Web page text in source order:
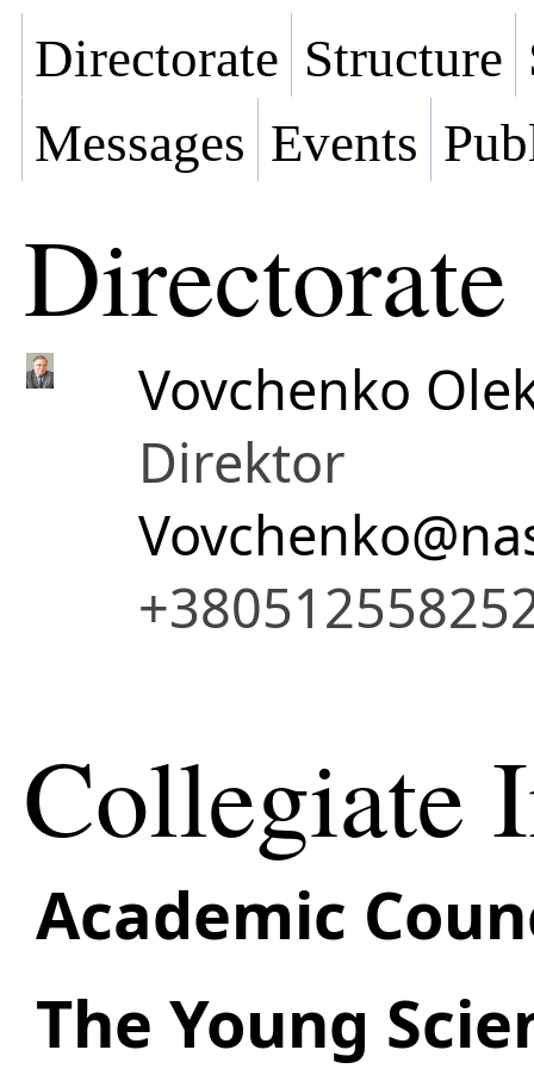
Directorate Structure
Messages Events
Directorate
Vovchenko
Direktor
Collegiate
Academic
The Young